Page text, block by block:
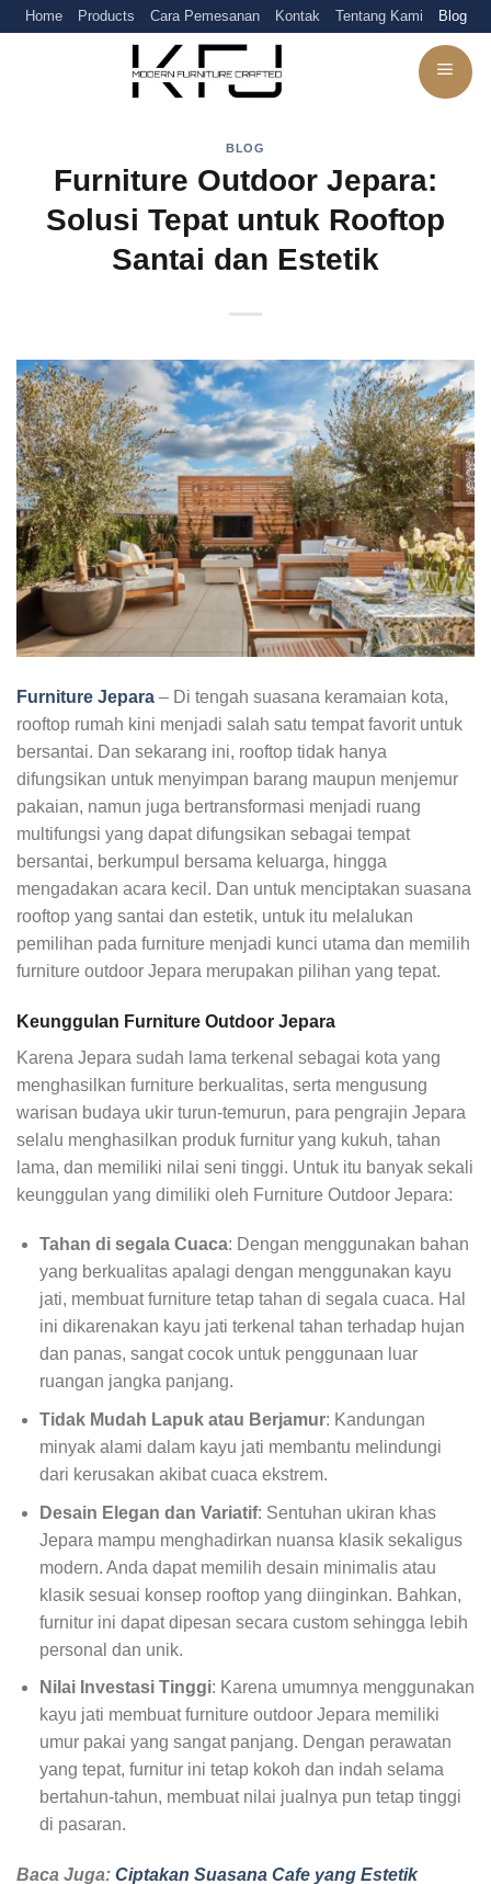
SkipHome Products Cara Pemesanan Kontak Tentang Kami Blog
BLOG
Furniture Outdoor Jepara:
Solusi Tepat untuk Rooftop
Santai dan Estetik
Furniture Jepara – Di tengah suasana keramaian kota,
rooftop rumah kini menjadi salah satu tempat favorit untuk
bersantai. Dan sekarang ini, rooftop tidak hanya
difungsikan untuk menyimpan barang maupun menjemur
pakaian, namun juga bertransformasi menjadi ruang
multifungsi yang dapat difungsikan sebagai tempat
bersantai, berkumpul bersama keluarga, hingga
mengadakan acara kecil. Dan untuk menciptakan suasana
rooftop yang santai dan estetik, untuk itu melalukan
pemilihan pada furniture menjadi kunci utama dan memilih
furniture outdoor Jepara merupakan pilihan yang tepat.
Keunggulan Furniture Outdoor Jepara
Karena Jepara sudah lama terkenal sebagai kota yang
menghasilkan furniture berkualitas, serta mengusung
warisan budaya ukir turun-temurun, para pengrajin Jepara
selalu menghasilkan produk furnitur yang kukuh, tahan
lama, dan memiliki nilai seni tinggi. Untuk itu banyak sekali
keunggulan yang dimiliki oleh Furniture Outdoor Jepara:
Tahan di segala Cuaca: Dengan menggunakan bahan
yang berkualitas apalagi dengan menggunakan kayu
jati, membuat furniture tetap tahan di segala cuaca. Hal
ini dikarenakan kayu jati terkenal tahan terhadap hujan
dan panas, sangat cocok untuk penggunaan luar
ruangan jangka panjang.
Tidak Mudah Lapuk atau Berjamur: Kandungan
minyak alami dalam kayu jati membantu melindungi
dari kerusakan akibat cuaca ekstrem.
Desain Elegan dan Variatif: Sentuhan ukiran khas
Jepara mampu menghadirkan nuansa klasik sekaligus
modern. Anda dapat memilih desain minimalis atau
klasik sesuai konsep rooftop yang diinginkan. Bahkan,
furnitur ini dapat dipesan secara custom sehingga lebih
personal dan unik.
Nilai Investasi Tinggi: Karena umumnya menggunakan
kayu jati membuat furniture outdoor Jepara memiliki
umur pakai yang sangat panjang. Dengan perawatan
yang tepat, furnitur ini tetap kokoh dan indah selama
bertahun-tahun, membuat nilai jualnya pun tetap tinggi
di pasaran.
Baca Juga: Ciptakan Suasana Cafe yang Estetik